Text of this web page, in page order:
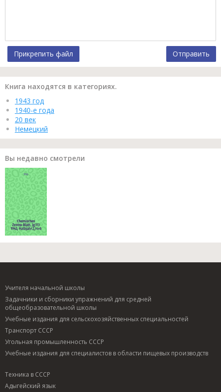
Прикрепить файл Отправить
Книга находятся в категориях.
1943 год
1940-е года
20 век
Немецкий
Вы недавно смотрели
Учителя начальной школы
Задачники и сборники упражнений для средней
общеобразовательной школы
Учебные издания для сельскохозяйственных специальностей
Транспорт СССР
Угольная промышленность СССР
Учебные издания для специалистов в области пищевых производств
Техника в СССР
Адыгейский язык